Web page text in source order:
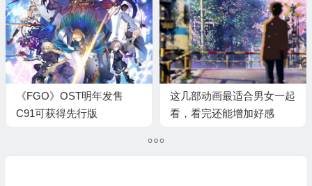
《FGO》OST明年发售
C91可获得先行版
这几部动画最适合男女一起
看，看完还能增加好感